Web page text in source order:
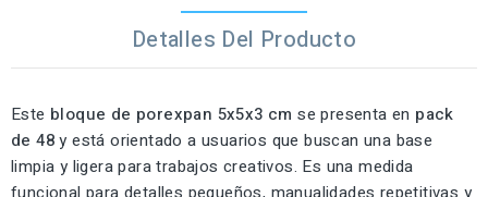
Detalles Del Producto
Este bloque de porexpan 5x5x3 cm se presenta en pack
de 48y está orientado a usuarios que buscan una base
limpia y ligera para trabajos creativos. Es una medida